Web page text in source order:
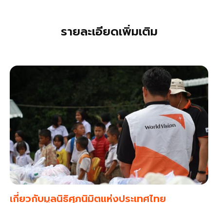
รายละเอียดเพิ่มเติม
เกี่ยวกับมูลนิธิศุภนิมิตแห่งประเทศไทย